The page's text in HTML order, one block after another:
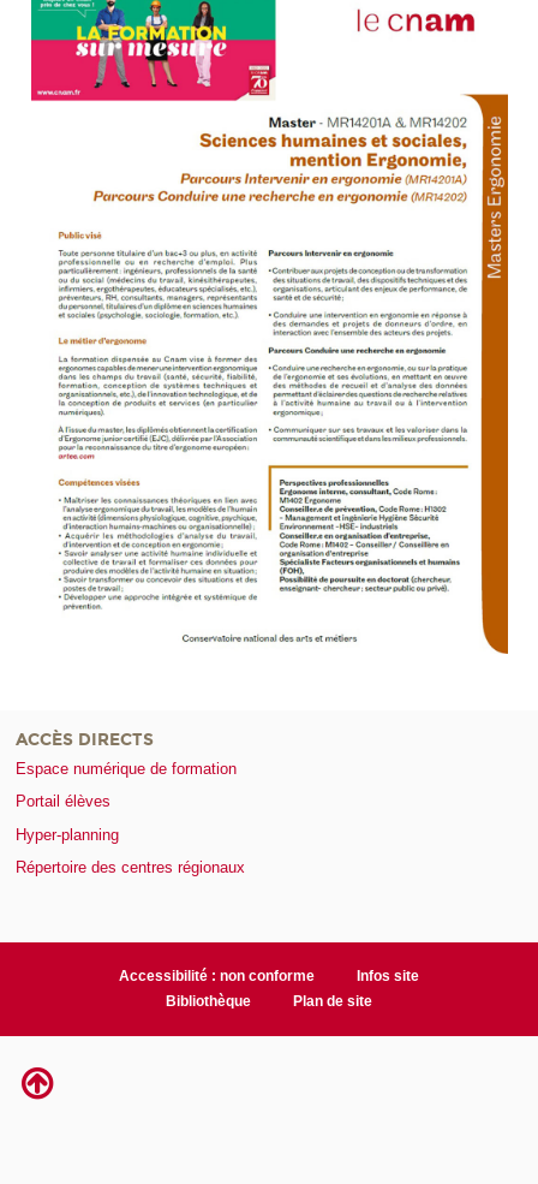
ACCÈS DIRECTS
Espace numérique de formation
Portail élèves
Hyper-planning
Répertoire des centres régionaux
Accessibilité : non conforme
Infos site
Bibliothèque
Plan de site